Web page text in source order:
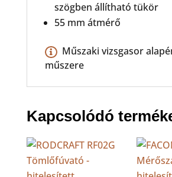
szögben állítható tükör
55 mm átmérő
Műszaki vizsgasor
műszere
Kapcsolódó